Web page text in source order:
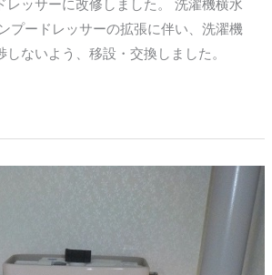
レッサーに改修しました。 洗濯機横水
プードレッサーの拡張に伴い、洗濯機
ないよう、移設・交換しました。